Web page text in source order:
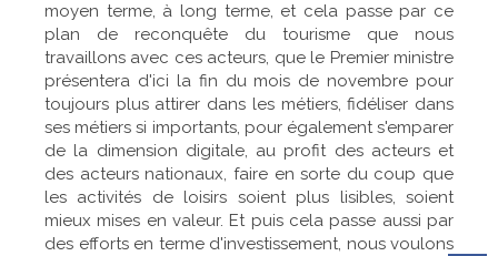
moyen terme, à long terme, et cela passe par ce
plan de reconquête du tourisme que nous
travaillons avec ces acteurs, que le Premier ministre
présentera d'ici la fin du mois de novembre pour
toujours plus attirer dans les métiers, fidéliser dans
ses métiers si importants, pour également s'emparer
de la dimension digitale, au profit des acteurs et
des acteurs nationaux, faire en sorte du coup que
les activités de loisirs soient plus lisibles, soient
mieux mises en valeur. Et puis cela passe aussi par
des efforts en terme d'investissement, nous voulons